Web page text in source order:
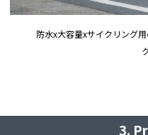
防水x大容量xサイクリング
3.